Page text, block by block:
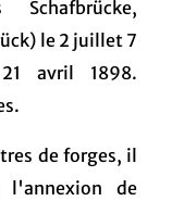
le 2 juillet 7
avril 1898.
de forges, il
l'annexion de